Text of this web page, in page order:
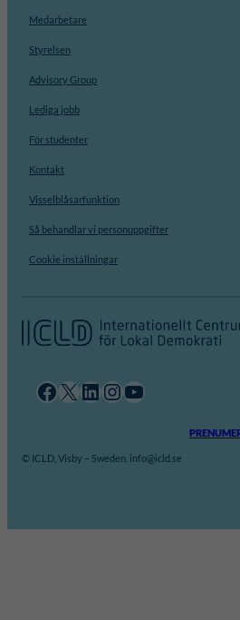
Medarbetare
Styrelsen
Advisory Group
Lediga jobb
För studenter
Kontakt
Visselblåsarfunktion
Så behandlar vi personuppgifter
Cookie inställningar
Facebook X LinkedIn InstagramYouTube
© ICLD, Visby – Sweden. info@icld.se